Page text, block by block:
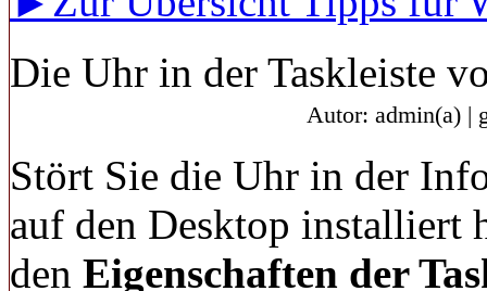
Die Uhr in der Taskleiste
Autor: admin(a) |
Stört Sie die Uhr in der
auf den Desktop installiert
den Eigenschaften der